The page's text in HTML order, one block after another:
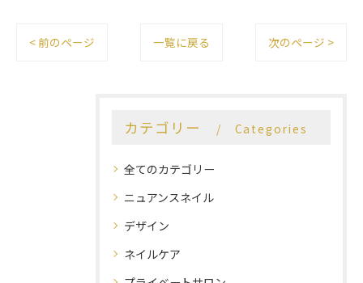
< 前のページ 一覧に戻る 次のページ >
カテゴリー Categories
全てのカテゴリー
ニュアンスネイル
デザイン
ネイルケア